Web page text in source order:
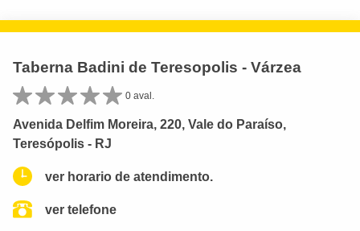
Taberna Badini de Teresopolis - Várzea
0 aval.
Avenida Delfim Moreira, 220, Vale do Paraíso,
Teresópolis - RJ
ver horario de atendimento.
ver telefone